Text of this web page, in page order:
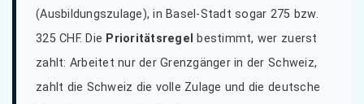
(Ausbildungszulage), in Basel-Stadt sogar 275 bzw.
325 CHF. Die Prioritätsregel
bestimmt, wer zuerst
zahlt: Arbeitet nur der Grenzgänger in der Schweiz,
zahlt die Schweiz die volle Zulage und die deutsche